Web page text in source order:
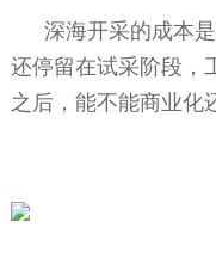
深海开采的成本
还停留在试采阶段，
之后，能不能商业化